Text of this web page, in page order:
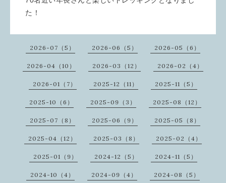
た！
2026-07（5） 2026-06（5） 2026-05（6）
2026-04（10） 2026-03（12） 2026-02（4）
2026-01（7） 2025-12（11） 2025-11（5）
2025-10（6） 2025-09（3） 2025-08（12）
2025-07（8） 2025-06（9） 2025-05（8）
2025-04（12） 2025-03（8） 2025-02（4）
2025-01（9） 2024-12（5） 2024-11（5）
2024-10（4） 2024-09（4） 2024-08（5）